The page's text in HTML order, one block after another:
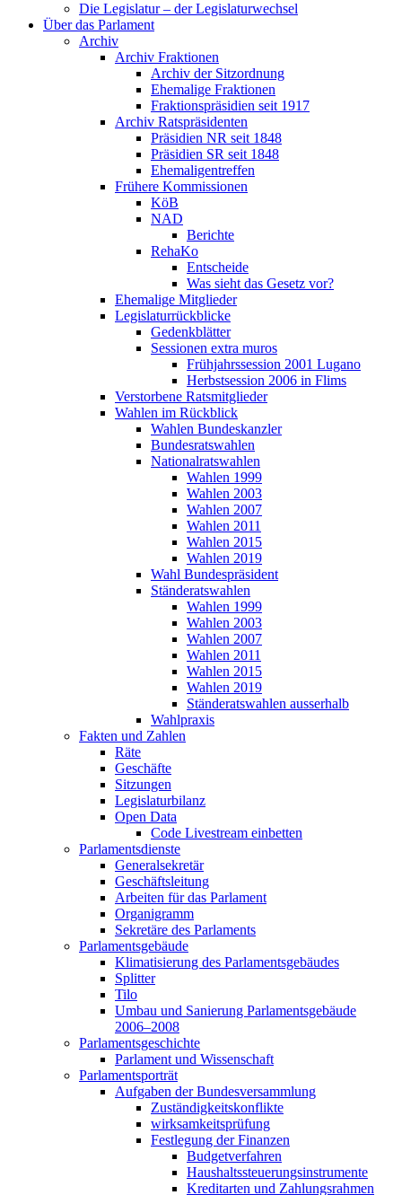
Die Legislatur – der Legislaturwechsel
Über das Parlament
Archiv
Archiv Fraktionen
Archiv der Sitzordnung
Ehemalige Fraktionen
Fraktionspräsidien seit 1917
Archiv Ratspräsidenten
Präsidien NR seit 1848
Präsidien SR seit 1848
Ehemaligentreffen
Frühere Kommissionen
KöB
NAD
Berichte
RehaKo
Entscheide
Was sieht das Gesetz vor?
Ehemalige Mitglieder
Legislaturrückblicke
Gedenkblätter
Sessionen extra muros
Frühjahrssession 2001 Lugano
Herbstsession 2006 in Flims
Verstorbene Ratsmitglieder
Wahlen im Rückblick
Wahlen Bundeskanzler
Bundesratswahlen
Nationalratswahlen
Wahlen 1999
Wahlen 2003
Wahlen 2007
Wahlen 2011
Wahlen 2015
Wahlen 2019
Wahl Bundespräsident
Ständeratswahlen
Wahlen 1999
Wahlen 2003
Wahlen 2007
Wahlen 2011
Wahlen 2015
Wahlen 2019
Ständeratswahlen ausserhalb
Wahlpraxis
Fakten und Zahlen
Räte
Geschäfte
Sitzungen
Legislaturbilanz
Open Data
Code Livestream einbetten
Parlamentsdienste
Generalsekretär
Geschäftsleitung
Arbeiten für das Parlament
Organigramm
Sekretäre des Parlaments
Parlamentsgebäude
Klimatisierung des Parlamentsgebäudes
Splitter
Tilo
Umbau und Sanierung Parlamentsgebäude
2006–2008
Parlamentsgeschichte
Parlament und Wissenschaft
Parlamentsporträt
Aufgaben der Bundesversammlung
Zuständigkeitskonflikte
wirksamkeitsprüfung
Festlegung der Finanzen
Budgetverfahren
Haushaltssteuerungsinstrumente
Kreditarten und Zahlungsrahmen